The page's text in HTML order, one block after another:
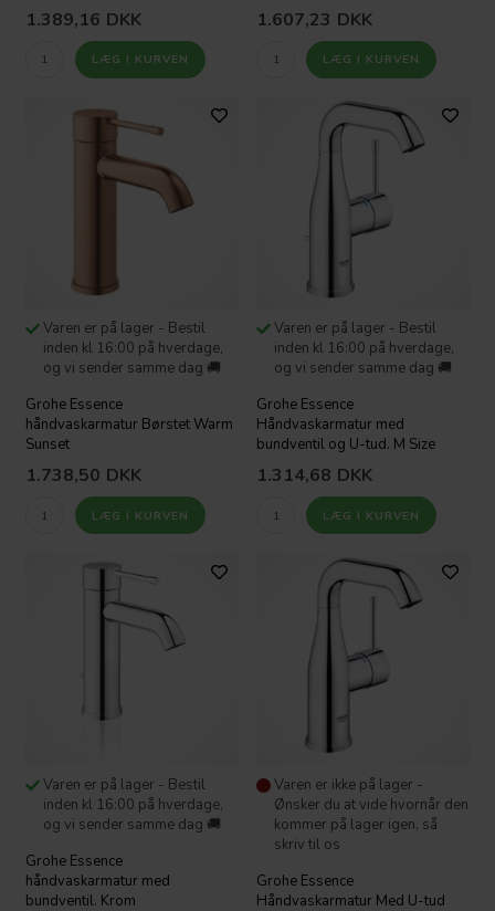
1.389,16 DKK 1.607,23 DKK
Varen er på lager - Bestil
inden kl 16:00 på hverdage,
og vi sender samme dag 🚚
Grohe Essence
håndvaskarmatur Børstet Warm
Sunset
1.738,50 DKK
Varen er på lager - Bestil
inden kl 16:00 på hverdage,
og vi sender samme dag 🚚
Grohe Essence
Håndvaskarmatur med
bundventil og U-tud. M Size
1.314,68 DKK
Varen er på lager - Bestil
inden kl 16:00 på hverdage,
og vi sender samme dag 🚚
Grohe Essence
håndvaskarmatur med
bundventil. Krom
Varen er ikke på lager -
Ønsker du at vide hvornår den
kommer på lager igen, så
skriv til os
Grohe Essence
Håndvaskarmatur Med U-tud